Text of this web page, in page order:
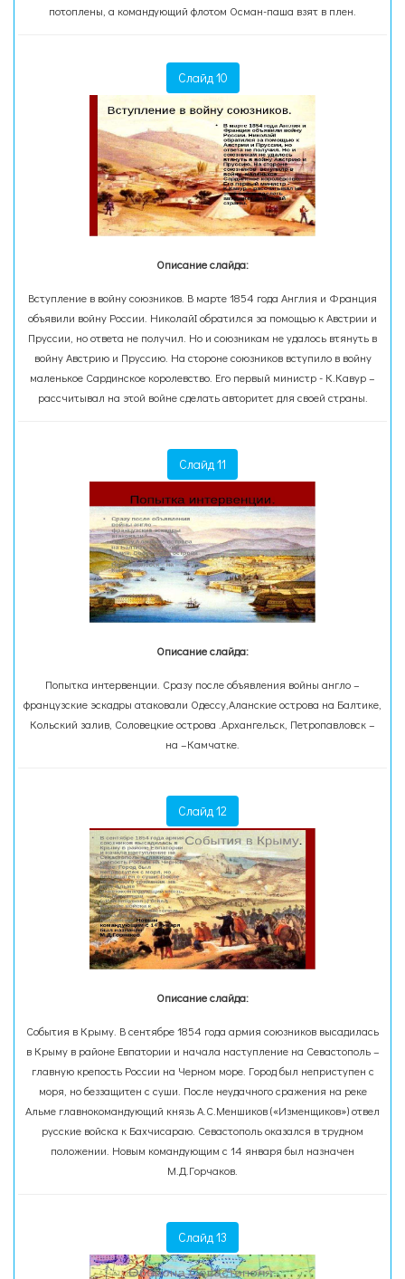
потоплены, а командующий флотом Осман-паша взят в плен.
Слайд 10
Описание слайда:
Вступление в войну союзников. В марте 1854 года Англия и Франция
объявили войну России. НиколайI обратился за помощью к Австрии и
Пруссии, но ответа не получил. Но и союзникам не удалось втянуть в
войну Австрию и Пруссию. На стороне союзников вступило в войну
маленькое Сардинское королевство. Его первый министр - К.Кавур –
рассчитывал на этой войне сделать авторитет для своей страны.
Слайд 11
Описание слайда:
Попытка интервенции. Сразу после объявления войны англо –
французские эскадры атаковали Одессу,Аланские острова на Балтике,
Кольский залив, Соловецкие острова .Архангельск, Петропавловск –
на –Камчатке.
Слайд 12
Описание слайда:
События в Крыму. В сентябре 1854 года армия союзников высадилась
в Крыму в районе Евпатории и начала наступление на Севастополь –
главную крепость России на Черном море. Город был неприступен с
моря, но беззащитен с суши. После неудачного сражения на реке
Альме главнокомандующий князь А.С.Меншиков («Изменщиков») отвел
русские войска к Бахчисараю. Севастополь оказался в трудном
положении. Новым командующим с 14 января был назначен
М.Д.Горчаков.
Слайд 13